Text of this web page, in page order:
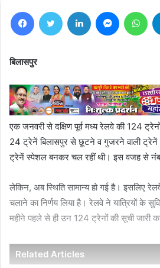
FacebookTwitter LinkedIn Messenger
बिलासपुर
एक जनवरी से दक्षिण पूर्व मध्य रेलवे की 124
24 ट्रेनें बिलासपुर से छूटने व गुजरने वाली ट्रेनें
ट्रेनें स्पेशल बनकर चल रहीं थी। इस वजह से नंबर
लेकिन, अब स्थिति सामान्य हो गई है। इसलिए
चलाने का निर्णय लिया है। रेलवे ने यात्रियों के
महीने पहले से ही उन 124 ट्रेनों की सूची जारी
Related Articles